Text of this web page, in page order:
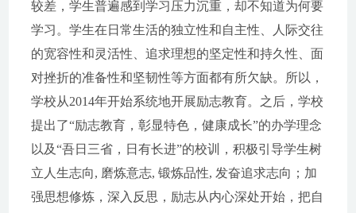
较差，学生普遍感到学习压力沉重，却不知道为何要
学习。学生在日常生活的独立性和自主性、人际交往
的宽容性和灵活性、追求理想的坚定性和持久性、面
对挫折的准备性和坚韧性等方面都有所欠缺。所以，
学校从2014年开始系统地开展励志教育。之后，学校
提出了“励志教育，彰显特色，健康成长”的办学理念
以及“吾日三省，日有长进”的校训，积极引导学生树
立人生志向, 磨炼意志, 锻炼品性, 发奋追求志向；加
强思想修炼，深入反思，励志从内心深处开始，把自